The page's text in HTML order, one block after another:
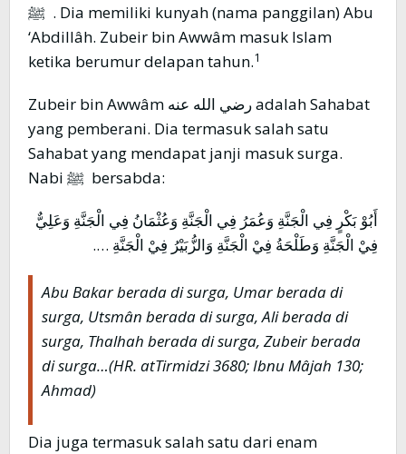
ﷺ . Dia memiliki kunyah (nama panggilan) Abu
‘Abdillâh. Zubeir bin Awwâm masuk Islam
ketika berumur delapan tahun.1
Zubeir bin Awwâm رضي الله عنه adalah Sahabat
yang pemberani. Dia termasuk salah satu
Sahabat yang mendapat janji masuk surga.
Nabi ﷺ bersabda:
أَبُوْ بَكْرٍ فِي الْجَنَّةِ وَعُمَرُ فِي الْجَنَّةِ وَعُثْمَانُ فِي الْجَنَّةِ وَعَلِيٌّ
فِيْ الْجَنَّةِ وَطَلْحَةُ فِيْ الْجَنَّةِ وَالزُّبَيْرُ فِيْ الْجَنَّةِ ….
Abu Bakar berada di surga, Umar berada di
surga, Utsmân berada di surga, Ali berada di
surga, Thalhah berada di surga, Zubeir berada
di surga…(HR. atTirmidzi 3680; Ibnu Mâjah 130;
Ahmad)
Dia juga termasuk salah satu dari enam